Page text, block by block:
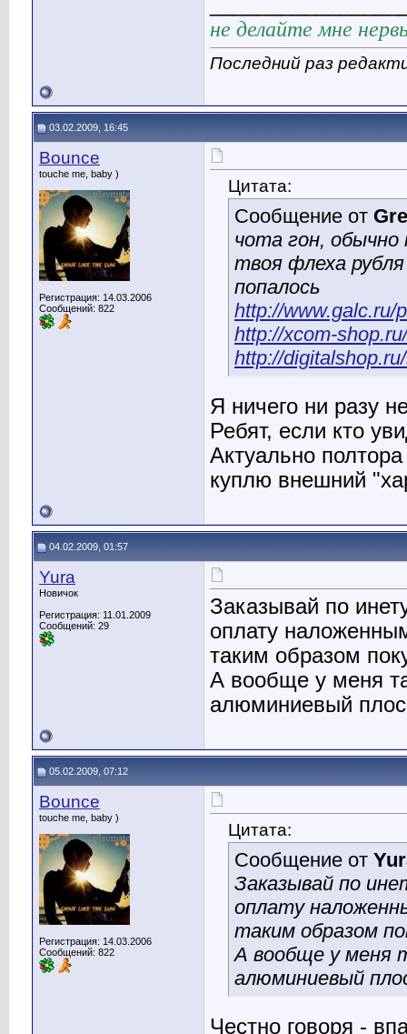
не делайте мне
Последний раз
03.02.2009, 16:45
Bounce
touche me, baby )
Регистрация: 14.03.2006
Сообщений: 822
Цитата:
Сообщение от
чота гон, обычно
твоя флеха
попалось
http://www.galc.ru/
http://xcom-
http://
Я ничего ни разу
Ребят, если кто
Актуально
куплю внешний
04.02.2009, 01:57
Yura
Новичок
Регистрация: 11.01.2009
Сообщений: 29
Заказывай по
оплату
таким образом
А вообще у меня
алюминиевый
05.02.2009, 07:12
Bounce
touche me, baby )
Регистрация: 14.03.2006
Сообщений: 822
Цитата:
Сообщение от
Заказывай по
оплату
таким образом
А вообще у меня
алюминиевый
Честно говоря -